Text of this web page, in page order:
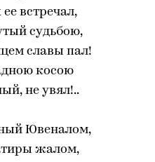
встречал,
судьбою,
славы пал!
косою
не увял!..
Ювеналом,
жалом,